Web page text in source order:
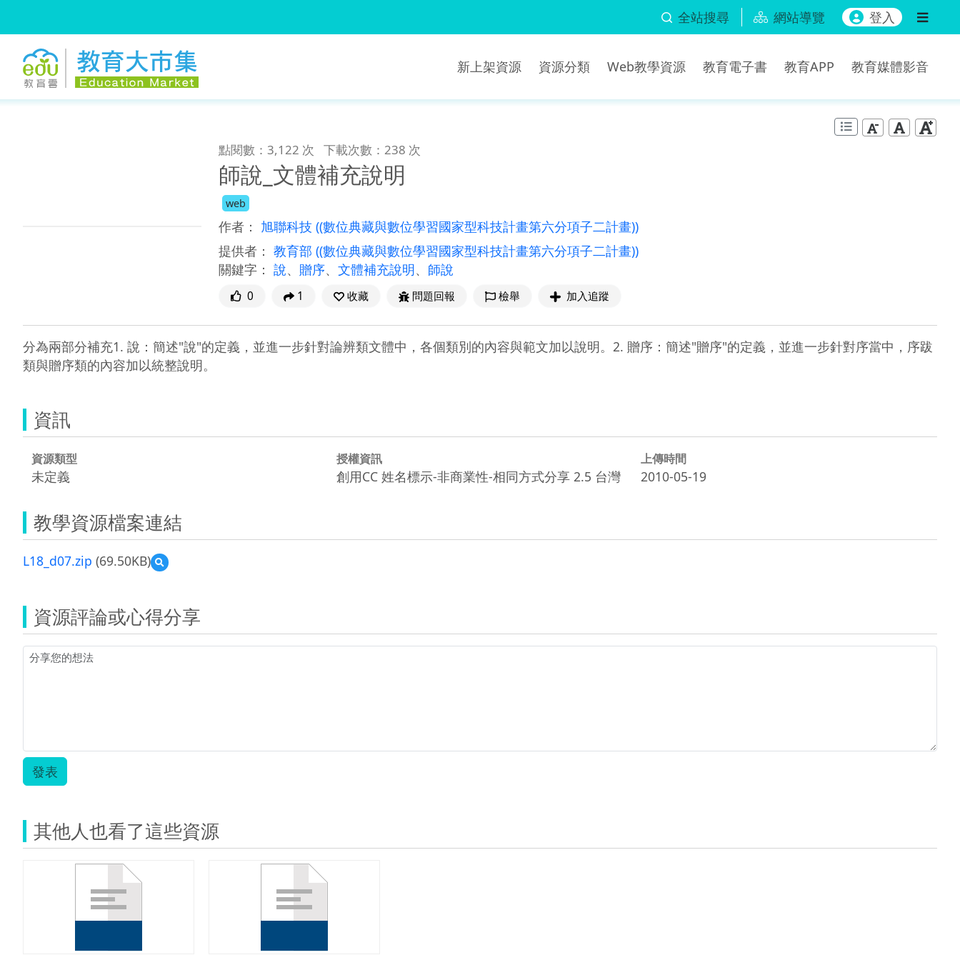
全站搜尋 網站導覽 登入
新上架資源 資源分類 Web教學資源 教育電子書 教育APP 教育媒體影音
點閱數：3,122 次 下載次數：238 次
師說_文體補充說明
web
作者： 旭聯科技 ((數位典藏與數位學習國家型科技計畫第六分項子二計畫))
提供者： 教育部 ((數位典藏與數位學習國家型科技計畫第六分項子二計畫))
關鍵字： 說、 贈序、 文體補充說明、 師說
0 1 收藏 問題回報 檢舉 加入追蹤
分為兩部分補充1. 說：簡述"說"的定義，並進一步針對論辨類文體中，各個類別的內容與範文加以說明。2. 贈序：簡述"贈序"的定義，並進一步針對序當中，序跋
類與贈序類的內容加以統整說明。
資訊
資源類型
未定義
授權資訊
創用CC 姓名標示-非商業性-相同方式分享 2.5 台灣
上傳時間
2010-05-19
教學資源檔案連結
L18_d07.zip (69.50KB)
預
覽
資源評論或心得分享
發表
其他人也看了這些資源